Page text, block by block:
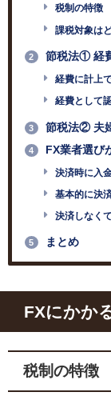
税制の特徴
課税対象は
2 節税法① 経
経費に計上
経費として
3 節税法② 夫
4 FX業者選び
決済時に入
基本的に決
決済しなく
5 まとめ
FXにかか
税制の特徴